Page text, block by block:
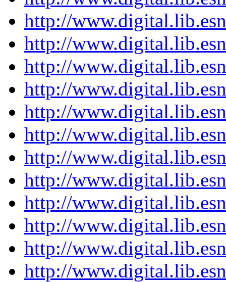
http://
http://
http://
http://
http://
http://
http://
http://
http://
http://
http://
http://